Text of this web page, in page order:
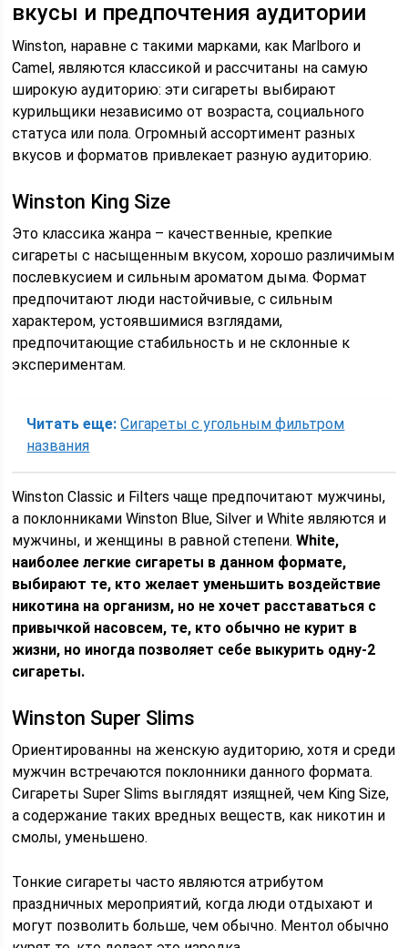
вкусы и предпочтения аудитории
Winston, наравне с такими марками, как Marlboro и
Camel, являются классикой и рассчитаны на самую
широкую аудиторию: эти сигареты выбирают
курильщики независимо от возраста, социального
статуса или пола. Огромный ассортимент разных
вкусов и форматов привлекает разную аудиторию.
Winston King Size
Это классика жанра – качественные, крепкие
сигареты с насыщенным вкусом, хорошо различимым
послевкусием и сильным ароматом дыма. Формат
предпочитают люди настойчивые, с сильным
характером, устоявшимися взглядами,
предпочитающие стабильность и не склонные к
экспериментам.
Читать еще: Сигареты с угольным фильтром
названия
Winston Classic и Filters чаще предпочитают мужчины,
а поклонниками Winston Blue, Silver и White являются и
мужчины, и женщины в равной степени.White,
наиболее легкие сигареты в данном формате,
выбирают те, кто желает уменьшить воздействие
никотина на организм, но не хочет расставаться с
привычкой насовсем, те, кто обычно не курит в
жизни, но иногда позволяет себе выкурить одну-2
сигареты.
Winston Super Slims
Ориентированны на женскую аудиторию, хотя и среди
мужчин встречаются поклонники данного формата.
Сигареты Super Slims выглядят изящней, чем King Size,
а содержание таких вредных веществ, как никотин и
смолы, уменьшено.
Тонкие сигареты часто являются атрибутом
праздничных мероприятий, когда люди отдыхают и
могут позволить больше, чем обычно. Ментол обычно